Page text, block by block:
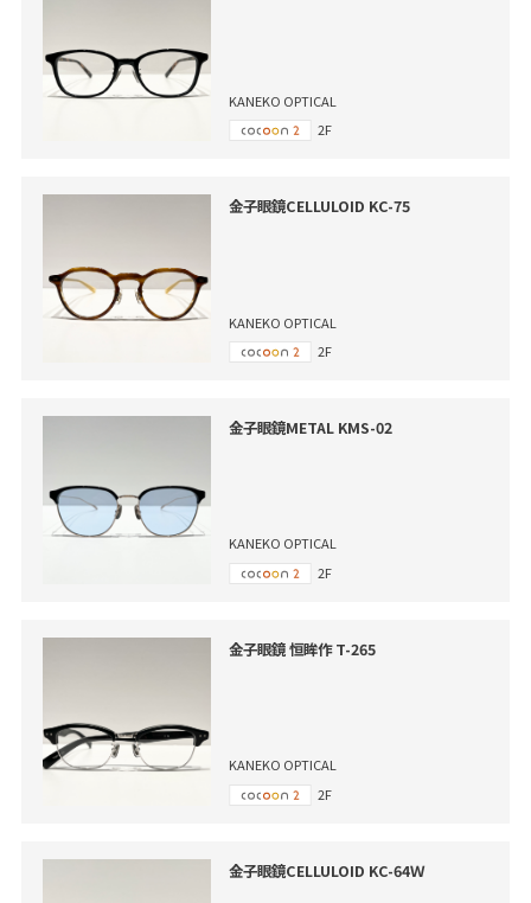
KANEKO OPTICAL
2F
金子眼鏡CELLULOID KC-75
KANEKO OPTICAL
2F
金子眼鏡METAL KMS-02
KANEKO OPTICAL
2F
金子眼鏡 恒眸作 T-265
KANEKO OPTICAL
2F
金子眼鏡CELLULOID KC-64Ｗ